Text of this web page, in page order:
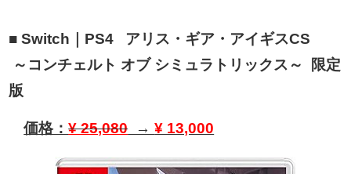
■ Switch｜PS4 アリス・ギア・アイギスCS
～コンチェルト オブ シミュラトリックス～ 限定
版
価格：¥ 25,080→¥ 13,000